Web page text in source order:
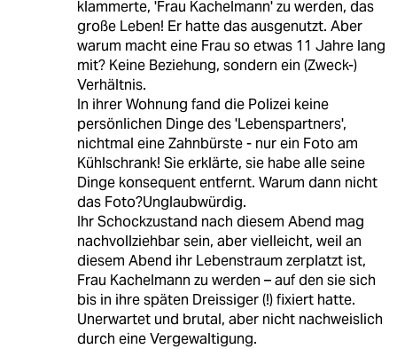
klammerte, 'Frau Kachelmann' zu werden, das
große Leben! Er hatte das ausgenutzt. Aber
warum macht eine Frau so etwas 11 Jahre lang
mit? Keine Beziehung, sondern ein (Zweck-)
Verhältnis.
In ihrer Wohnung fand die Polizei keine
persönlichen Dinge des 'Lebenspartners',
nichtmal eine Zahnbürste - nur ein Foto am
Kühlschrank! Sie erklärte, sie habe alle seine
Dinge konsequent entfernt. Warum dann nicht
das Foto?Unglaubwürdig.
Ihr Schockzustand nach diesem Abend mag
nachvollziehbar sein, aber vielleicht, weil an
diesem Abend ihr Lebenstraum zerplatzt ist,
Frau Kachelmann zu werden – auf den sie sich
bis in ihre späten Dreissiger (!) fixiert hatte.
Unerwartet und brutal, aber nicht nachweislich
durch eine Vergewaltigung.